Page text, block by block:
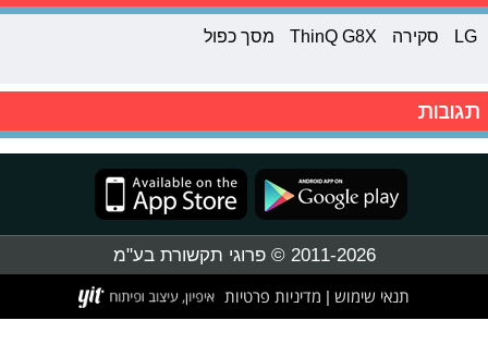
LG סקירה ThinQ G8X מסך כפול
תגובות
2011-2026 © פרוגי תקשורת בע"מ
תנאי שימוש מדיניות פרטיות